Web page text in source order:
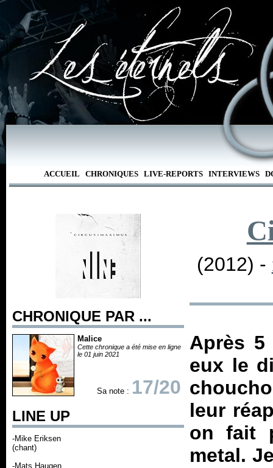
ACCUEIL CHRONIQUES LIVE-REPORTS INTERVIEWS
CHRONIQUE PAR ...
Malice
Cette chronique a été mise en ligne
le 01 juin 2021
Sa note : 17/20
LINE UP
-Mike Eriksen
(chant)
-Mats Haugen
(2012) -
Après 5
eux le
leur
on fait
metal.